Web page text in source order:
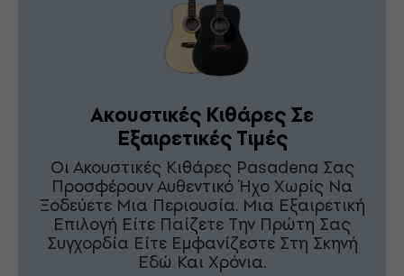
Ακουστικές Κιθάρες Σε
Εξαιρετικές Τιμές
Οι Ακουστικές Κιθάρες Pasadena Σας
Προσφέρουν Αυθεντικό Ήχο Χωρίς Να
Ξοδεύετε Μια Περιουσία. Μια Εξαιρετική
Επιλογή Είτε Παίζετε Την Πρώτη Σας
Συγχορδία Είτε Εμφανίζεστε Στη Σκηνή
Εδώ Και Χρόνια.